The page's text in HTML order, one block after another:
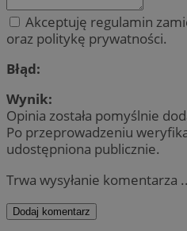
Akceptuję regulamin
oraz politykę prywatności.
Błąd:
Wynik:
Opinia została pomyślnie
Po przeprowadzeniu
udostępniona publicznie.
Trwa wysyłanie komentarza
Dodaj komentarz